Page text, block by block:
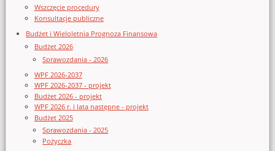
Wszczęcie procedury
Konsultacje publiczne
Budżet i Wieloletnia Prognoza Finansowa
Budżet 2026
Sprawozdania - 2026
WPF 2026-2037
WPF 2026-2037 - projekt
Budżet 2026 - projekt
WPF 2026 r. i lata następne - projekt
Budżet 2025
Sprawozdania - 2025
Pożyczka